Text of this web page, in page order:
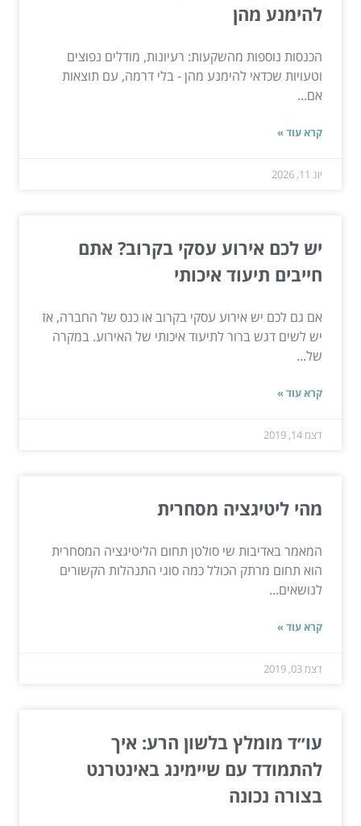
להימנע מהן
הכנסות נוספות מהשקעות: רעיונות, מודלים נפוצים
וטעויות שכדאי להימנע מהן - בלי דרמה, עם תוצאות
אם...
קרא עוד »
יונ 11, 2026
יש לכם אירוע עסקי בקרוב? אתם
חייבים תיעוד איכותי
אם גם לכם יש אירוע עסקי בקרוב או כנס של החברה, אז
יש לשים דגש ברור לתיעוד איכותי של האירוע. במקרה
של...
קרא עוד »
דצמ 14, 2019
מהי ליטיגציה מסחרית
המאמר באדיבות שי סולטן תחום הליטיגציה המסחרית
הוא תחום מרתק הכולל כמה סוגי התנהלות הקשורים
לנושאים...
קרא עוד »
דצמ 03, 2019
עו״ד מומלץ בלשון הרע: איך
להתמודד עם שיימינג באינטרנט
בצורה נכונה